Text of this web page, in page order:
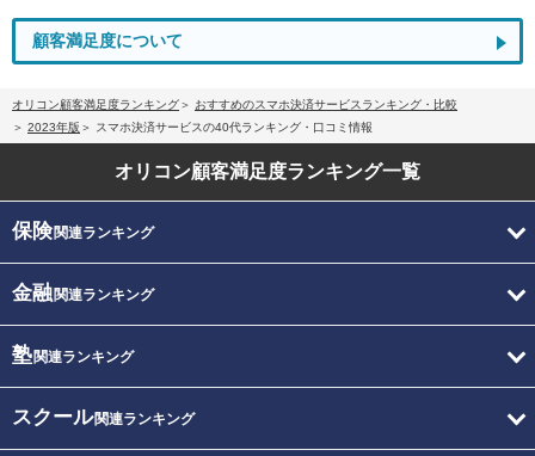
顧客満足度について
オリコン顧客満足度ランキング
おすすめのスマホ決済サービスランキング・比較
2023年版
スマホ決済サービスの40代ランキング・口コミ情報
オリコン顧客満足度ランキング一覧
保険関連ランキング
金融関連ランキング
塾関連ランキング
スクール関連ランキング